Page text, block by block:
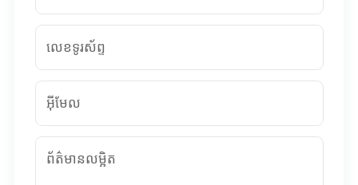
លេខទូរស័ព្ទ
អ៊ីមែល
ព័ត៌មានលម្អិត